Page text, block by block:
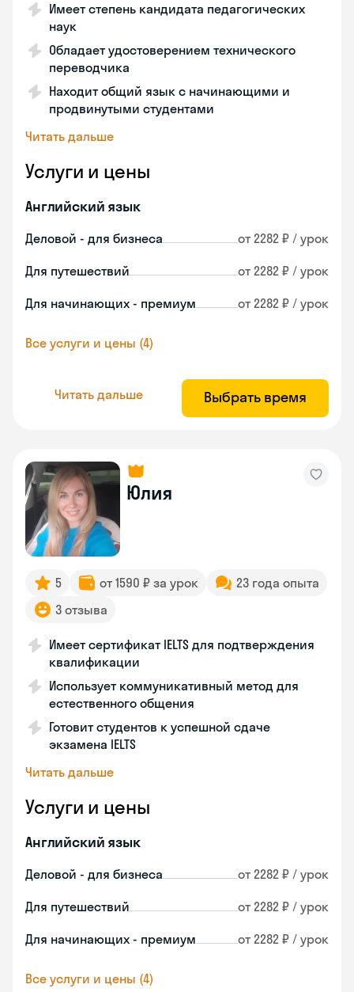
Имеет степень кандидата педагогических
наук
Обладает удостоверением технического
переводчика
Находит общий язык с начинающими и
продвинутыми студентами
Читать дальше
Услуги и цены
Английский язык
Деловой - для бизнеса от 2282 ₽ / урок
Для путешествий от 2282 ₽ / урок
Для начинающих - премиум от 2282 ₽ / урок
Все услуги и цены (4)
Читать дальше Выбрать время
Юлия
5 от 1590 ₽ за урок
23 года опыта
3 отзыва
Имеет сертификат IELTS для подтверждения
квалификации
Использует коммуникативный метод для
естественного общения
Готовит студентов к успешной сдаче
экзамена IELTS
Читать дальше
Услуги и цены
Английский язык
Деловой - для бизнеса от 2282 ₽ / урок
Для путешествий от 2282 ₽ / урок
Для начинающих - премиум от 2282 ₽ / урок
Все услуги и цены (4)